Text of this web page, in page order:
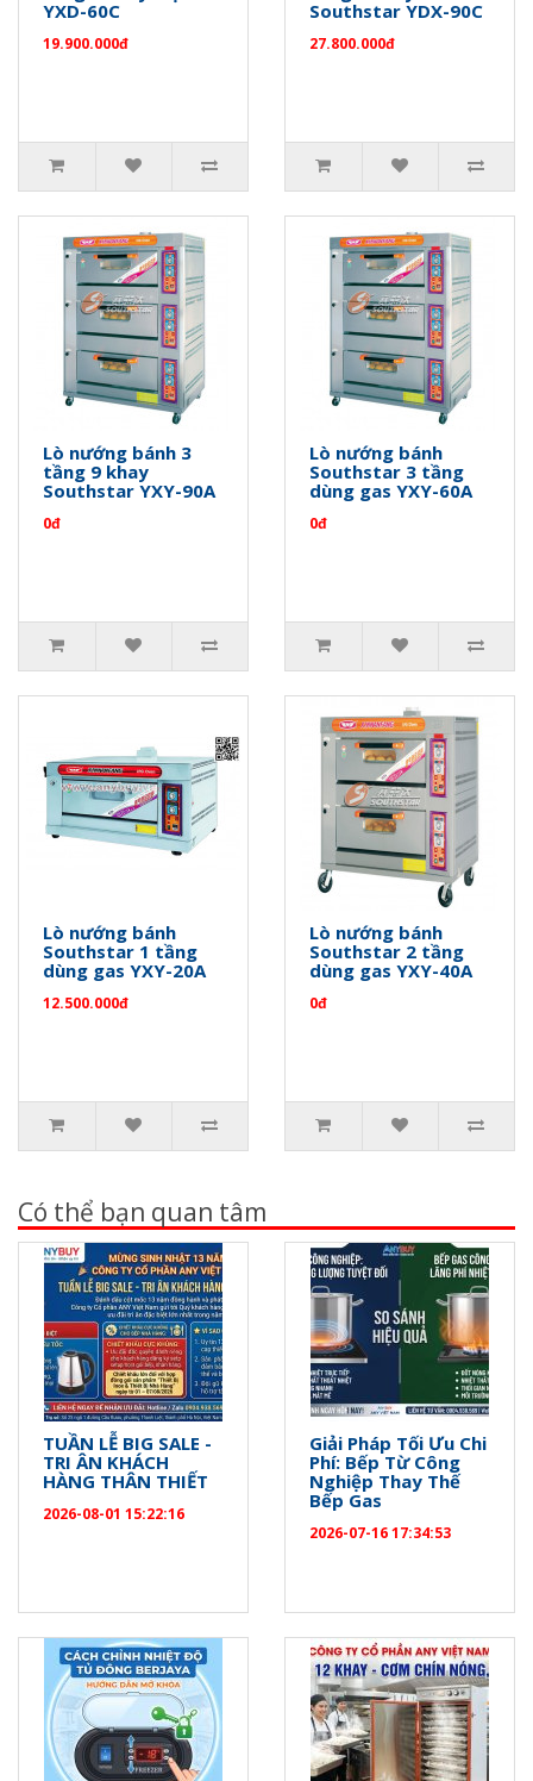
YXD-60C
19.900.000đ
Southstar YDX-90C
27.800.000đ
Lò nướng bánh 3
tầng 9 khay
Southstar YXY-90A
0đ
Lò nướng bánh
Southstar 3 tầng
dùng gas YXY-60A
0đ
Lò nướng bánh
Southstar 1 tầng
dùng gas YXY-20A
12.500.000đ
Lò nướng bánh
Southstar 2 tầng
dùng gas YXY-40A
0đ
Có thể bạn quan tâm
TUẦN LỄ BIG SALE -
TRI ÂN KHÁCH
HÀNG THÂN THIẾT
2026-08-01 15:22:16
Giải Pháp Tối Ưu Chi
Phí: Bếp Từ Công
Nghiệp Thay Thế
Bếp Gas
2026-07-16 17:34:53